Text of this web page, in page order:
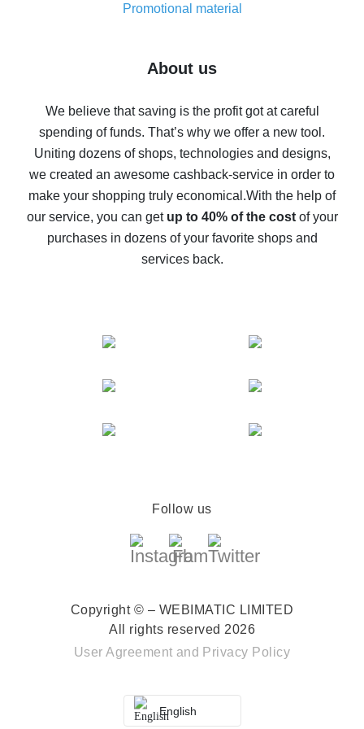
real thing
Five ways to get the most cash back on AliExpress
back
10% cash back on AliExpress - the impossible is
possible
The best cash back on AliExpress - how to find it
The best cash back service for AliExpress - let's
compare offers
Promotional material
About us
We believe that saving is the profit got at careful
spending of funds. That’s why we offer a new tool.
Uniting dozens of shops, technologies and designs,
we created an awesome cashback-service in order to
make your shopping truly economical.With the help of
our service, you can get up to 40% of the costof your
purchases in dozens of your favorite shops and
services back.
Follow us
Copyright © – WEBIMATIC LIMITED
All rights reserved 2026
User Agreement and Privacy Policy
English